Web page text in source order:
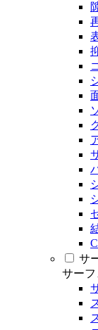
サ
サーフ